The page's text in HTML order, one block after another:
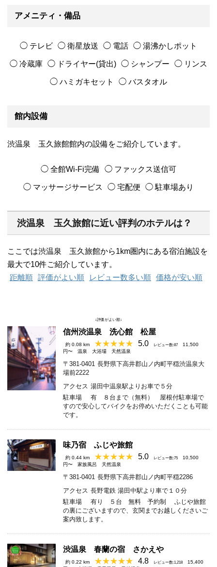
アメニティ・備品
◯ テレビ ◯ 衛星放送 ◯ 電話 ◯ 湯沸かしポット
◯ 冷蔵庫 ◯ ドライヤー(貸出) ◯ シャンプー ◯ リンス
◯ ハミガキセット ◯ バスタオル
館内設備
渋温泉 玉久旅館館内の設備をご紹介しています。
◯ 全館Wi-Fi完備 ◯ ファックス送信可
◯ マッサージサービス ◯ 宅配便 ◯ 駐車場あり
渋温泉 玉久旅館に近い評判のホテルは？
ここでは渋温泉 玉久旅館から1km圏内にある宿泊施設を
最大で10件ご紹介しています。
距離順 評価がよい順 レビュー数多い順 価格が安い順
↓評価がよい順↓
信州渋温泉 洗心館 松屋
約 0.08 km 5.0 レビュー数:87
11,500
円〜
温泉 大浴場 天然温泉
〒381-0401 長野県下高井郡山ノ内町平穏渋温泉大
場前2222
アクセス 湯田中温泉駅よりお車で５分
駐車場
有 ８台まで（無料） 屋根付駐車場で
すので安心してバイクをお停めいただくことも可能
です。
味乃宿 ふじや旅館
約 0.44 km 5.0 レビュー数:75
10,500
円〜
家族風呂 天然温泉
〒381-0401 長野県下高井郡山ノ内町平穏2286
アクセス 長野電鉄 湯田中駅より車で１０分
駐車場
有り ５台 無料 予約制 ふじや旅館
の裏にございますので、玄関までお越しくださいご
案内致します。
渋温泉 春蘭の宿 さかえや
約 0.22 km 4.8 レビュー数:1,218
15,400